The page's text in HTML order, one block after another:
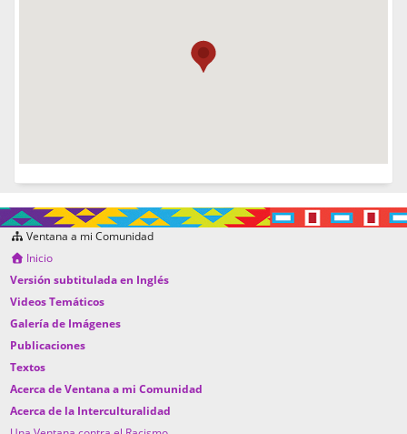
Ventana a mi Comunidad
Inicio
Versión subtitulada en Inglés
Videos Temáticos
Galería de Imágenes
Publicaciones
Textos
Acerca de Ventana a mi Comunidad
Acerca de la Interculturalidad